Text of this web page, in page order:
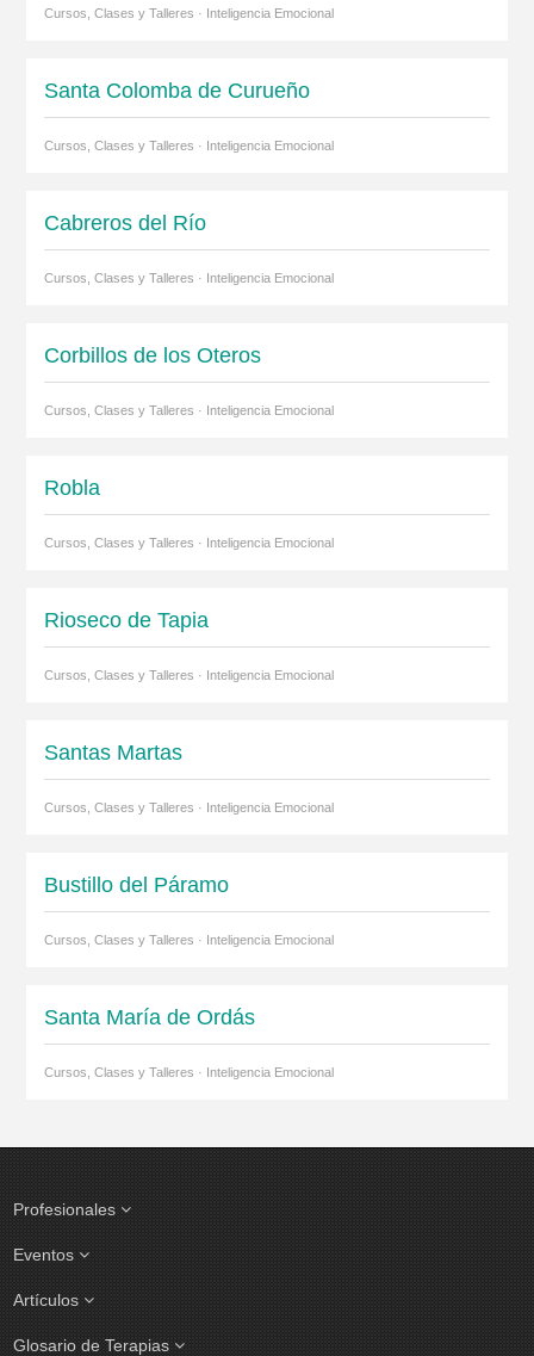
Cursos, Clases y Talleres · Inteligencia Emocional
Santa Colomba de Curueño
Cursos, Clases y Talleres · Inteligencia Emocional
Cabreros del Río
Cursos, Clases y Talleres · Inteligencia Emocional
Corbillos de los Oteros
Cursos, Clases y Talleres · Inteligencia Emocional
Robla
Cursos, Clases y Talleres · Inteligencia Emocional
Rioseco de Tapia
Cursos, Clases y Talleres · Inteligencia Emocional
Santas Martas
Cursos, Clases y Talleres · Inteligencia Emocional
Bustillo del Páramo
Cursos, Clases y Talleres · Inteligencia Emocional
Santa María de Ordás
Cursos, Clases y Talleres · Inteligencia Emocional
Profesionales
Eventos
Artículos
Glosario de Terapias